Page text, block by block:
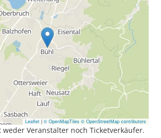
Leaflet | © OpenMapTiles © OpenStreetMap contributors
Veranstalter noch Ticketverkäufer.